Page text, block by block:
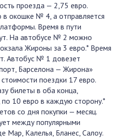
проезда — 2,75 евро.
окошке № 4, а отправляется
Время в пути
На автобусе № 2 можно
Жироны за 3 евро.* Время
Автобус № 1 довезет
Барселона — Жирона»
поездки 17 евро.
билеты в оба конца,
10 евро в каждую сторону.*
со дня покупки — месяц.
между популярными
Мар, Калелья, Бланес, Салоу.